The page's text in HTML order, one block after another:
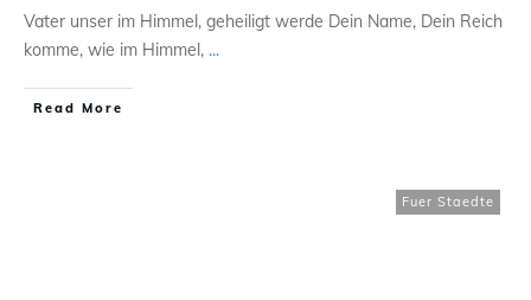
Vater unser im Himmel, geheiligt werde Dein Name, Dein Reich
komme, wie im Himmel, ...
Read More
Fuer Staedte